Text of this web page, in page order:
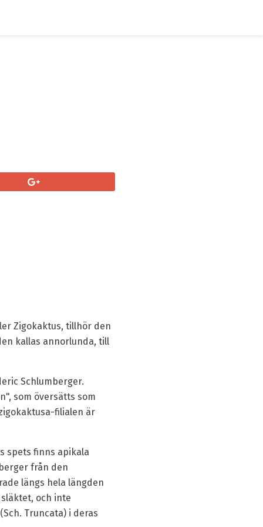
Zigokaktus, tillhör den
kallas annorlunda, till
Schlumberger.
som översätts som
filialen är
spets finns apikala
från den
längs hela längden
och inte
Truncata) i deras